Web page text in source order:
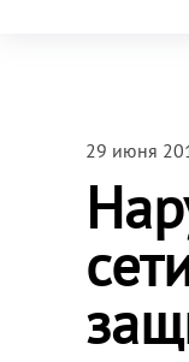
29 июня